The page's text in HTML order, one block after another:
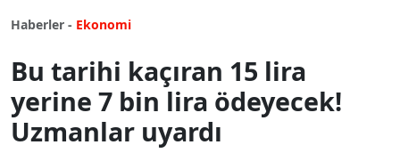
Haberler - Ekonomi
Bu tarihi kaçıran 15 lira
yerine 7 bin lira ödeyecek!
Uzmanlar uyardı